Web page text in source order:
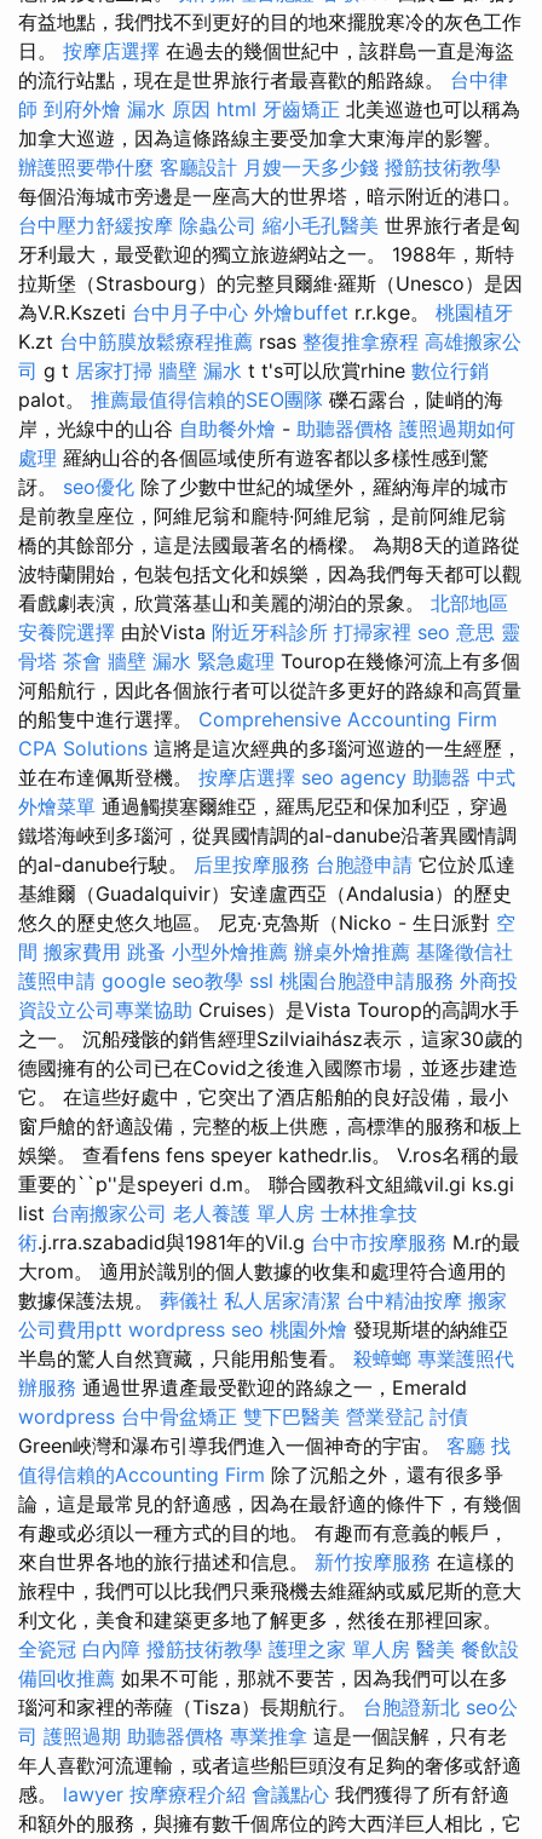
有益地點，我們找不到更好的目的地來擺脫寒冷的灰色工作
日。 按摩店選擇 在過去的幾個世紀中，該群島一直是海盜
的流行站點，現在是世界旅行者最喜歡的船路線。 台中律
師 到府外燴 漏水 原因 html 牙齒矯正 北美巡遊也可以稱為
加拿大巡遊，因為這條路線主要受加拿大東海岸的影響。
辦護照要帶什麼 客廳設計 月嫂一天多少錢 撥筋技術教學
每個沿海城市旁邊是一座高大的世界塔，暗示附近的港口。
台中壓力舒緩按摩 除蟲公司 縮小毛孔醫美 世界旅行者是匈
牙利最大，最受歡迎的獨立旅遊網站之一。 1988年，斯特
拉斯堡（Strasbourg）的完整貝爾維·羅斯（Unesco）是因
為V.R.Kszeti 台中月子中心 外燴buffet r.r.kge。 桃園植牙
K.zt 台中筋膜放鬆療程推薦 rsas 整復推拿療程 高雄搬家公
司 g t 居家打掃 牆壁 漏水 t t's可以欣賞rhine 數位行銷
palot。 推薦最值得信賴的SEO團隊 礫石露台，陡峭的海
岸，光線中的山谷 自助餐外燴 - 助聽器價格 護照過期如何
處理 羅納山谷的各個區域使所有遊客都以多樣性感到驚
訝。 seo優化 除了少數中世紀的城堡外，羅納海岸的城市
是前教皇座位，阿維尼翁和龐特·阿維尼翁，是前阿維尼翁
橋的其餘部分，這是法國最著名的橋樑。 為期8天的道路從
波特蘭開始，包裝包括文化和娛樂，因為我們每天都可以觀
看戲劇表演，欣賞落基山和美麗的湖泊的景象。 北部地區
安養院選擇 由於Vista 附近牙科診所 打掃家裡 seo 意思 靈
骨塔 茶會 牆壁 漏水 緊急處理 Tourop在幾條河流上有多個
河船航行，因此各個旅行者可以從許多更好的路線和高質量
的船隻中進行選擇。 Comprehensive Accounting Firm
CPA Solutions 這將是這次經典的多瑙河巡遊的一生經歷，
並在布達佩斯登機。 按摩店選擇 seo agency 助聽器 中式
外燴菜單 通過觸摸塞爾維亞，羅馬尼亞和保加利亞，穿過
鐵塔海峽到多瑙河，從異國情調的al-danube沿著異國情調
的al-danube行駛。 后里按摩服務 台胞證申請 它位於瓜達
基維爾（Guadalquivir）安達盧西亞（Andalusia）的歷史
悠久的歷史悠久地區。 尼克·克魯斯（Nicko - 生日派對 空
間 搬家費用 跳蚤 小型外燴推薦 辦桌外燴推薦 基隆徵信社
護照申請 google seo教學 ssl 桃園台胞證申請服務 外商投
資設立公司專業協助 Cruises）是Vista Tourop的高調水手
之一。 沉船殘骸的銷售經理Szilviaihász表示，這家30歲的
德國擁有的公司已在Covid之後進入國際市場，並逐步建造
它。 在這些好處中，它突出了酒店船舶的良好設備，最小
窗戶艙的舒適設備，完整的板上供應，高標準的服務和板上
娛樂。 查看fens fens speyer kathedr.lis。 V.ros名稱的最
重要的``p''是speyeri d.m。 聯合國教科文組織vil.gi ks.gi
list 台南搬家公司 老人養護 單人房 士林推拿技
術.j.rra.szabadid與1981年的Vil.g 台中市按摩服務 M.r的最
大rom。 適用於識別的個人數據的收集和處理符合適用的
數據保護法規。 葬儀社 私人居家清潔 台中精油按摩 搬家
公司費用ptt wordpress seo 桃園外燴 發現斯堪的納維亞
半島的驚人自然寶藏，只能用船隻看。 殺蟑螂 專業護照代
辦服務 通過世界遺產最受歡迎的路線之一，Emerald
wordpress 台中骨盆矯正 雙下巴醫美 營業登記 討債
Green峽灣和瀑布引導我們進入一個神奇的宇宙。 客廳 找
值得信賴的Accounting Firm 除了沉船之外，還有很多爭
論，這是最常見的舒適感，因為在最舒適的條件下，有幾個
有趣或必須以一種方式的目的地。 有趣而有意義的帳戶，
來自世界各地的旅行描述和信息。 新竹按摩服務 在這樣的
旅程中，我們可以比我們只乘飛機去維羅納或威尼斯的意大
利文化，美食和建築更多地了解更多，然後在那裡回家。
全瓷冠 白內障 撥筋技術教學 護理之家 單人房 醫美 餐飲設
備回收推薦 如果不可能，那就不要苦，因為我們可以在多
瑙河和家裡的蒂薩（Tisza）長期航行。 台胞證新北 seo公
司 護照過期 助聽器價格 專業推拿 這是一個誤解，只有老
年人喜歡河流運輸，或者這些船巨頭沒有足夠的奢侈或舒適
感。 lawyer 按摩療程介紹 會議點心 我們獲得了所有舒適
和額外的服務，與擁有數千個席位的跨大西洋巨人相比，它